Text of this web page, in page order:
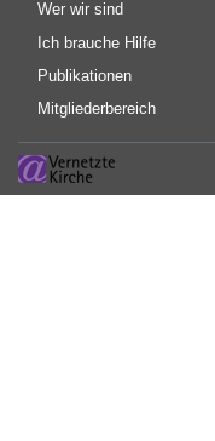
Wer wir sind
Ich brauche Hilfe
Publikationen
Mitgliederbereich